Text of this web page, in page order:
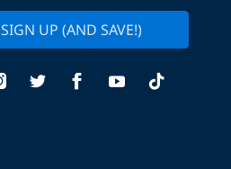
SIGN UP (AND SAVE!)